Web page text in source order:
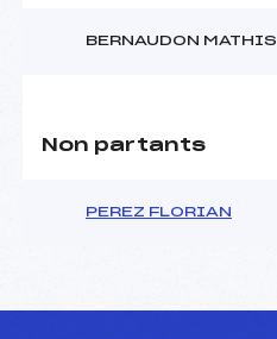
BERNAUDON MATHIS
Non partants
PEREZ FLORIAN